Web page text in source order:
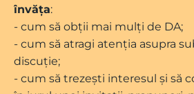
învăța:
- cum să obții mai mulți de DA;
- cum să atragi atenția asupra
discuție;
- cum să trezești interesul și să